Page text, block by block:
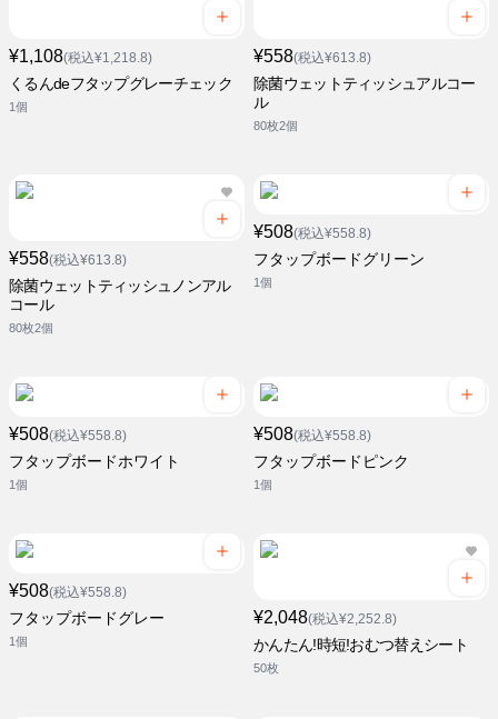
¥1,108(税込¥1,218.8)
くるんdeフタップグレーチェック
1個
¥558(税込¥613.8)
除菌ウェットティッシュアルコー
ル
80枚2個
¥558(税込¥613.8)
除菌ウェットティッシュノンアル
コール
80枚2個
¥508(税込¥558.8)
フタップボードグリーン
1個
¥508(税込¥558.8)
フタップボードホワイト
1個
¥508(税込¥558.8)
フタップボードピンク
1個
¥508(税込¥558.8)
フタップボードグレー
1個
¥2,048(税込¥2,252.8)
かんたん!時短!おむつ替えシート
50枚